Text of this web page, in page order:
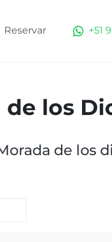
Reservar +51
de los
de los